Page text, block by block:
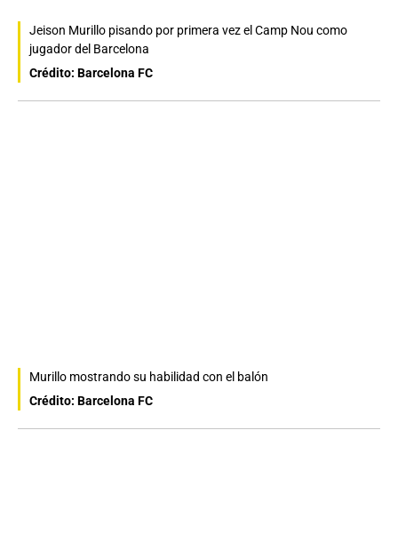
Jeison Murillo pisando por primera vez el Camp Nou como
jugador del Barcelona
Crédito: Barcelona FC
Murillo mostrando su habilidad con el balón
Crédito: Barcelona FC